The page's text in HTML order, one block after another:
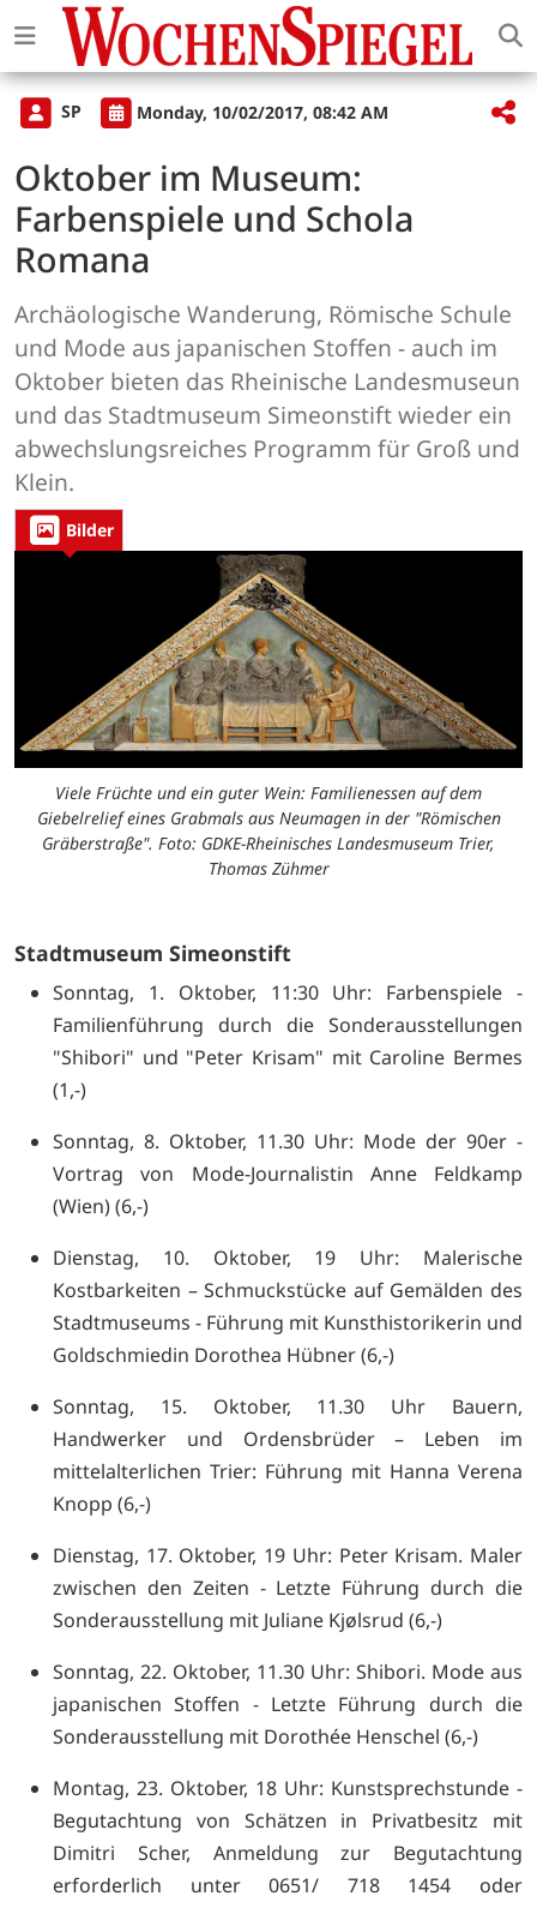
SP Monday, 10/02/2017, 08:42 AM
Oktober im Museum:
Farbenspiele und Schola
Romana
Archäologische Wanderung, Römische Schule
und Mode aus japanischen Stoffen - auch im
Oktober bieten das Rheinische Landesmuseun
und das Stadtmuseum Simeonstift wieder ein
abwechslungsreiches Programm für Groß und
Klein.
Bilder
Viele Früchte und ein guter Wein: Familienessen auf dem
Giebelrelief eines Grabmals aus Neumagen in der "Römischen
Gräberstraße". Foto: GDKE-Rheinisches Landesmuseum Trier,
Thomas Zühmer
Stadtmuseum Simeonstift
Sonntag, 1. Oktober, 11:30 Uhr: Farbenspiele -
Familienführung durch die Sonderausstellungen
"Shibori" und "Peter Krisam" mit Caroline Bermes
(1,-)
Sonntag, 8. Oktober, 11.30 Uhr: Mode der 90er -
Vortrag von Mode-Journalistin Anne Feldkamp
(Wien) (6,-)
Dienstag, 10. Oktober, 19 Uhr: Malerische
Kostbarkeiten – Schmuckstücke auf Gemälden des
Stadtmuseums - Führung mit Kunsthistorikerin und
Goldschmiedin Dorothea Hübner (6,-)
Sonntag, 15. Oktober, 11.30 Uhr Bauern,
Handwerker und Ordensbrüder – Leben im
mittelalterlichen Trier: Führung mit Hanna Verena
Knopp (6,-)
Dienstag, 17. Oktober, 19 Uhr: Peter Krisam. Maler
zwischen den Zeiten - Letzte Führung durch die
Sonderausstellung mit Juliane Kjølsrud (6,-)
Sonntag, 22. Oktober, 11.30 Uhr: Shibori. Mode aus
japanischen Stoffen - Letzte Führung durch die
Sonderausstellung mit Dorothée Henschel (6,-)
Montag, 23. Oktober, 18 Uhr: Kunstsprechstunde -
Begutachtung von Schätzen in Privatbesitz mit
Dimitri Scher, Anmeldung zur Begutachtung
erforderlich unter 0651/ 718 1454 oder